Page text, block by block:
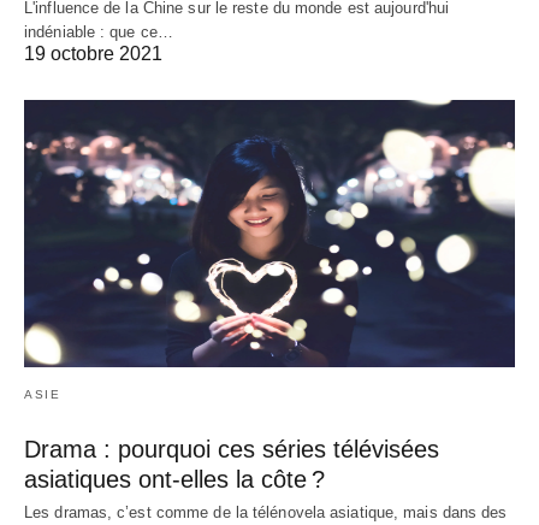
L'influence de la Chine sur le reste du monde est aujourd'hui
indéniable : que ce…
19 octobre 2021
ASIE
Drama : pourquoi ces séries télévisées
asiatiques ont-elles la côte ?
Les dramas, c’est comme de la télénovela asiatique, mais dans des